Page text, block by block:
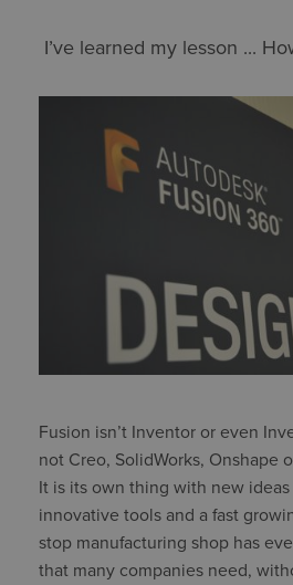
I’ve learned my lesson ...
Fusion isn’t Inventor or even
not Creo, SolidWorks, Onshape
It is its own thing with new
innovative tools and a fast
stop manufacturing shop has
that many companies need,